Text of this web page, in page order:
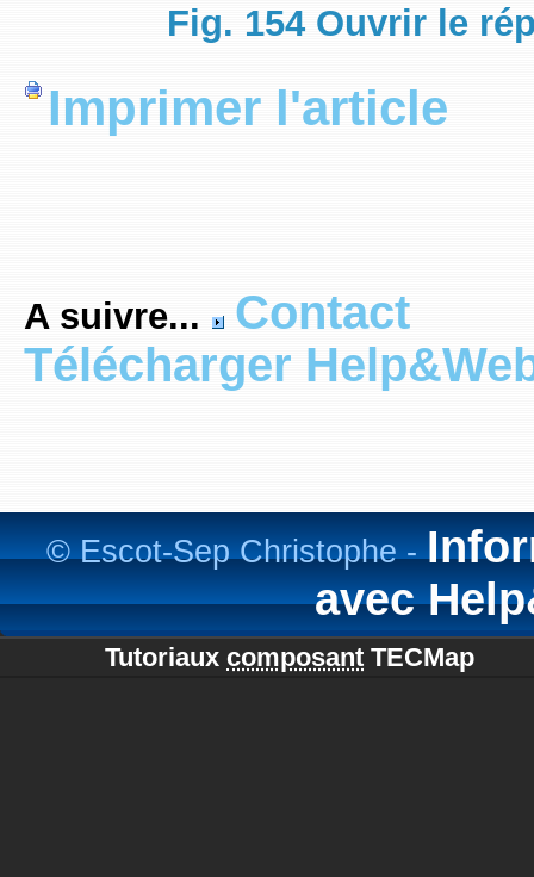
Fig. 154 Ouvrir le
Imprimer l'article
A suivre...
Contact
Télécharger
© Escot-Sep Christophe -
avec
Tutoriaux composant TECMap